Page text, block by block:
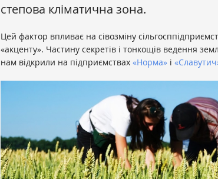
степова кліматична зона.
Цей фактор впливає на сівозміну
«акценту». Частину секретів і тонкощів ведення
нам відкрили на підприємствах «Норма» і